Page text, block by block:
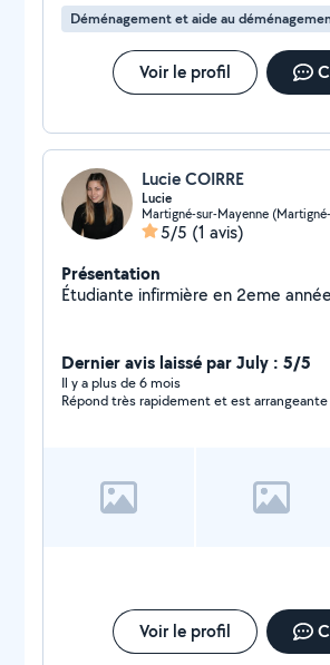
Déménagement et aide au
Voir le profil
Lucie COIRRE
Lucie
5/5 (1 avis)
Présentation
Étudiante infirmière en 2eme
Dernier avis laissé par July : 5/5
Il y a plus de 6 mois
Répond très rapidement et est arrangeante
Voir le profil